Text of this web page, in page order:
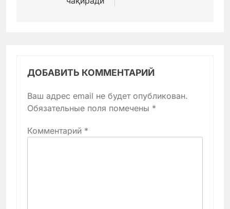
ДОБАВИТЬ КОММЕНТАРИЙ
Ваш адрес email не будет опубликован.
Обязательные поля помечены *
Комментарий *